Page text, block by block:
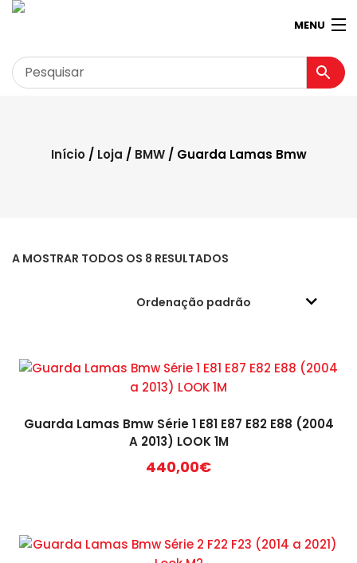
MENU
Loja Virtual 360º
Início/ Loja / BMW/ Guarda Lamas Bmw
A MOSTRAR TODOS OS 8 RESULTADOS
Guarda Lamas Bmw Série 1 E81 E87 E82 E88 (2004
A 2013) LOOK 1M
440,00€